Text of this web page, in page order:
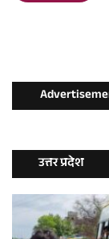
उत्तर प्रदेश